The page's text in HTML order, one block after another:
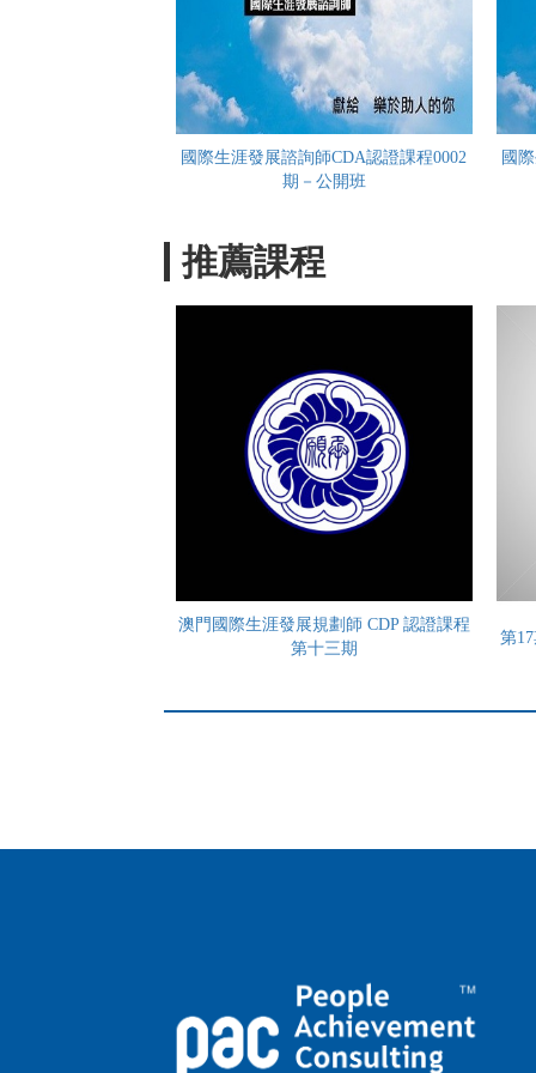
國際生涯發展諮詢師CDA認證課程0002
期－公開班
國
推薦課程
澳門國際生涯發展規劃師 CDP 認證課程
第十三期
第